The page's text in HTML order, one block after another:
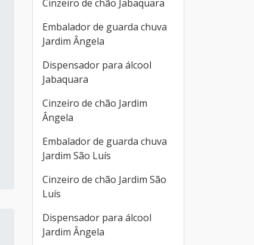
Cinzeiro de chão Jabaquara
Embalador de guarda chuva
Jardim Ângela
Dispensador para álcool
Jabaquara
Cinzeiro de chão Jardim
Ângela
Embalador de guarda chuva
Jardim São Luís
Cinzeiro de chão Jardim São
Luís
Dispensador para álcool
Jardim Ângela